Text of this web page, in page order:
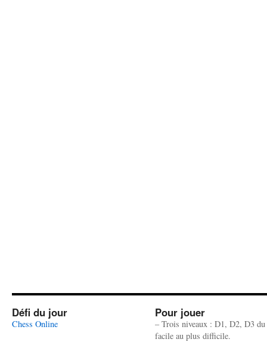
Défi du jour
Chess Online
Pour jouer
– Trois niveaux : D1, D2, D3
facile au plus difficile.